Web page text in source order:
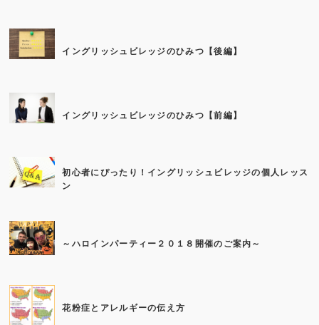
イングリッシュビレッジのひみつ【後編】
イングリッシュビレッジのひみつ【前編】
初心者にぴったり！イングリッシュビレッジの個人レッス
ン
～ハロインパーティー２０１８開催のご案内～
花粉症とアレルギーの伝え方